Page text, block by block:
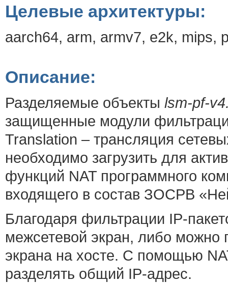
Целевые архитектуры:
aarch64, arm, armv7, e2k, mips,
Описание:
Разделяемые объекты lsm-pf-
защищенные модули
Translation – трансляция
необходимо загрузить для
функций NAT программного
входящего в состав ЗОСРВ
Благодаря фильтрации IP-
межсетевой экран, либо можно
экрана на хосте. С помощью
разделять общий IP-адрес.